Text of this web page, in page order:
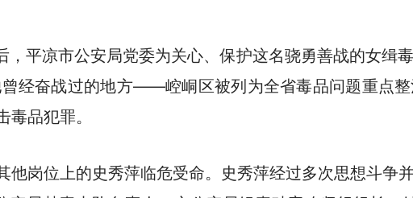
平凉市公安局党委为关心、保护这名骁勇善战的女缉
经奋战过的地方——崆峒区被列为全省毒品问题重点
品犯罪。
他岗位上的史秀萍临危受命。史秀萍经过多次思想斗争